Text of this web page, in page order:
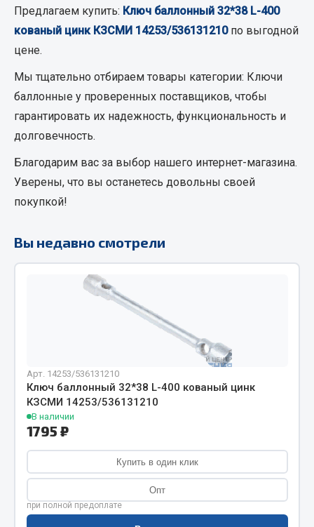
Показать ещё
Весь раздел
Соединительные элементы
Camozzi
Тройники
Трубки, муфты, гайки
Угольники
Штуцеры
Измерительный инструмент
Крепежный инструмент
Режущий инструмент
Силовое оборудование
Слесарный инструмент
Столярный инструмент
Показать ещё
Предлагаем купить: Ключ баллонный 32*38 L-400
кованый цинк КЗСМИ 14253/536131210по выгодной
цене.
Мы тщательно отбираем товары категории: Ключи
баллонные у проверенных поставщиков, чтобы
гарантировать их надежность, функциональность и
долговечность.
Благодарим вас за выбор нашего интернет-магазина.
Уверены, что вы останетесь довольны своей
покупкой!
Вы недавно смотрели
Арт. 14253/536131210
Ключ баллонный 32*38 L-400 кованый цинк
КЗСМИ 14253/536131210
В наличии
1795 ₽
Купить в один клик
Опт
при полной предоплате